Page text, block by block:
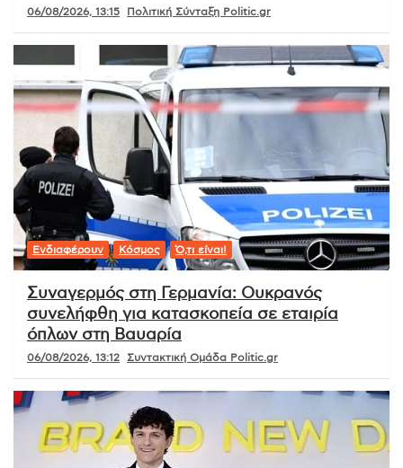
06/08/2026, 13:15 Πολιτική Σύνταξη Politic.gr
Ενδιαφέρουν Κόσμος Ό,τι είναι!
Συναγερμός στη Γερμανία: Ουκρανός
συνελήφθη για κατασκοπεία σε εταιρία
όπλων στη Βαυαρία
06/08/2026, 13:12 Συντακτική Ομάδα Politic.gr